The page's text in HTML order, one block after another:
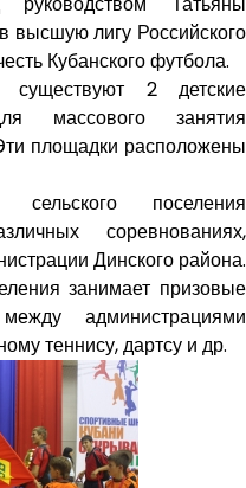
высшую лигу Российского
Кубанского футбола.
существуют 2 детские
массового занятия
площадки расположены
сельского поселения
соревнованиях,
Динского района.
занимает призовые
администрациями
теннису, дартсу и др.